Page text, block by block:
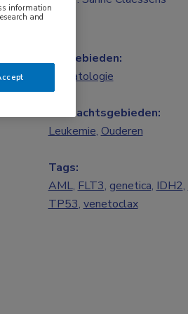
Vakgebieden:
Hematologie
Aandachtsgebieden:
Leukemie, Ouderen
Tags:
AML, FLT3, genetica, IDH2,
TP53, venetoclax
information
and